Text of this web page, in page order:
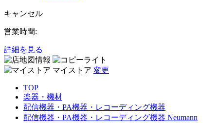
キャンセル
営業時間:
詳細を見る
マイストア 変更
TOP
楽器・機材
配信機器・PA機器・レコーディング機器
配信機器・PA機器・レコーディング機器 Neumann